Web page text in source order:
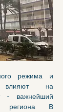
режима и
влияют на
- важнейший
региона. В